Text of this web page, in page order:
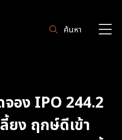
ค้นหา
อง IPO 244.2
ยง ฤกษ์ดีเข้า